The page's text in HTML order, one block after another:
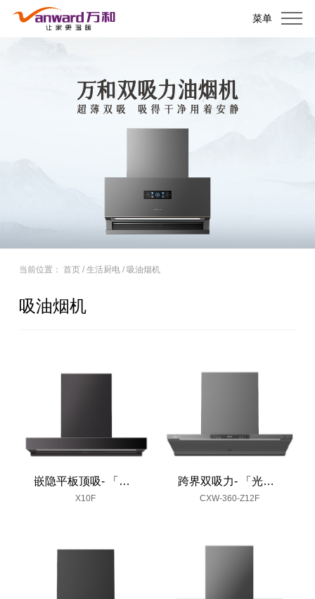
菜单
当前位置： 首页/ 生活厨电/ 吸油烟机
吸油烟机
嵌隐平板顶吸- 「隐幕」
X10F
跨界双吸力- 「光耀」
CXW-360-Z12F